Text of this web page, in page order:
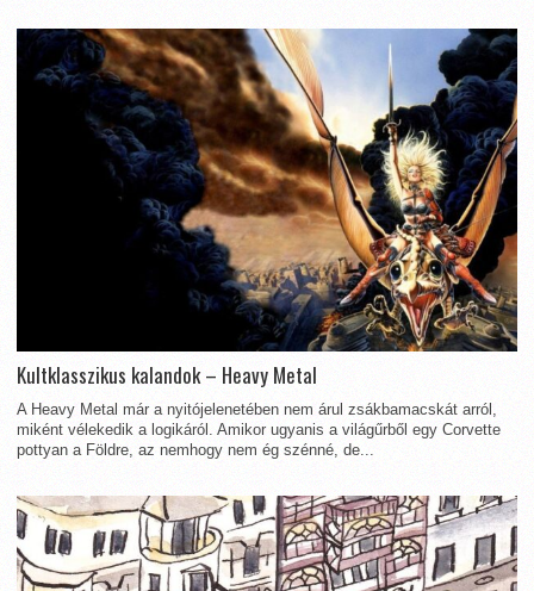
Kultklasszikus kalandok – Heavy Metal
A Heavy Metal már a nyitójelenetében nem árul zsákbamacskát arról,
miként vélekedik a logikáról. Amikor ugyanis a világűrből egy Corvette
pottyan a Földre, az nemhogy nem ég szénné, de...